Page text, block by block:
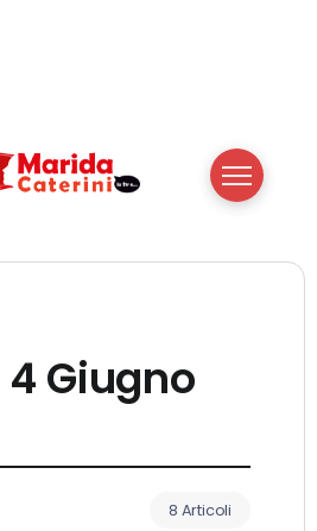
4 Giugno
8 Articoli